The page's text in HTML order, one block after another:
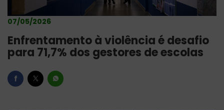
07/05/2026
Enfrentamento à violência é desafio
para 71,7% dos gestores de escolas